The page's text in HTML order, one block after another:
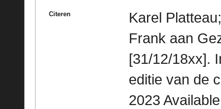
Citeren
Karel
Frank aan
[31/12/18xx].
editie van de
2023